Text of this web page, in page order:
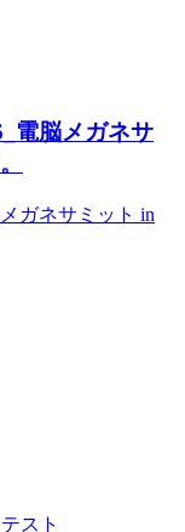
電脳メガネサ
ガネサミット in
スト